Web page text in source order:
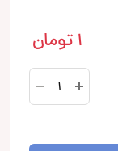
1 تومان
2XL-
523